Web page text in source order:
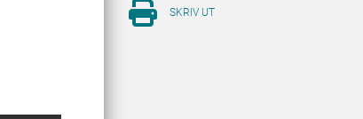
SKRIV UT